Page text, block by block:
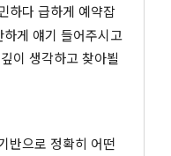
하다 급하게 예약잡
게 얘기 들어주시고
이 생각하고 찾아뵐
반으로 정확히 어떤